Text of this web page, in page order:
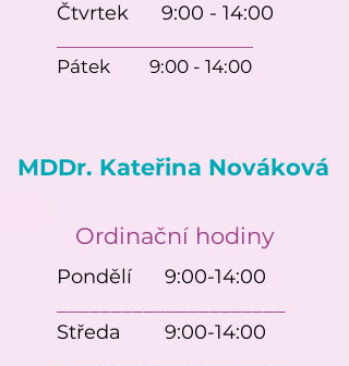
Čtvrtek 9:00 - 14:00
Pátek 9:00 - 14:00
MDDr. Kateřina Nováková
Ordinační hodiny
Pondělí 9:00-14:00
Středa 9:00-14:00